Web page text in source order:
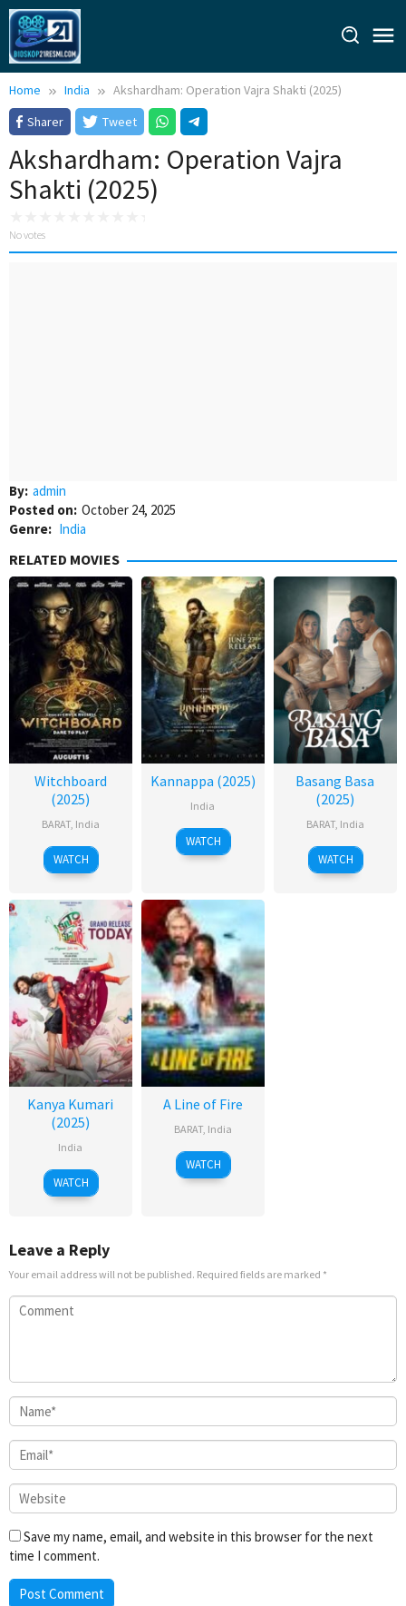
Skip
content
Home India
Akshardham: Operation Vajra Shakti (2025)
Sharer
Tweet
Akshardham: Operation Vajra
Shakti (2025)
No votes
By: admin
Posted on: October 24, 2025
Genre: India
RELATED MOVIES
Witchboard
(2025)
BARAT, India
WATCH
Kannappa (2025)
India
WATCH
Basang Basa
(2025)
BARAT, India
WATCH
Kanya Kumari
(2025)
India
WATCH
A Line of Fire
BARAT, India
WATCH
Leave a Reply
Your email address will not be published. Required fields are marked *
Save my name, email, and website in this browser for the next
time I comment.